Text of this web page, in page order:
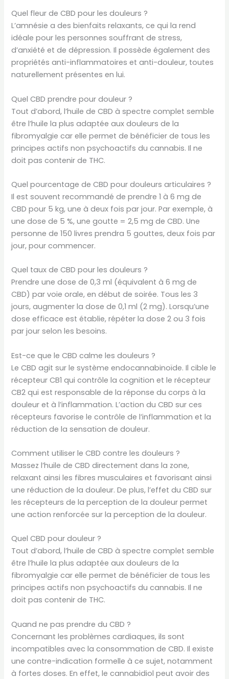
Quel fleur de CBD pour les douleurs ?
L’amnésie a des bienfaits relaxants, ce qui la rend
idéale pour les personnes souffrant de stress,
d’anxiété et de dépression. Il possède également des
propriétés anti-inflammatoires et anti-douleur, toutes
naturellement présentes en lui.
Quel CBD prendre pour douleur ?
Tout d’abord, l’huile de CBD à spectre complet semble
être l’huile la plus adaptée aux douleurs de la
fibromyalgie car elle permet de bénéficier de tous les
principes actifs non psychoactifs du cannabis. Il ne
doit pas contenir de THC.
Quel pourcentage de CBD pour douleurs articulaires ?
Il est souvent recommandé de prendre 1 à 6 mg de
CBD pour 5 kg, une à deux fois par jour. Par exemple, à
une dose de 5 %, une goutte = 2,5 mg de CBD. Une
personne de 150 livres prendra 5 gouttes, deux fois par
jour, pour commencer.
Quel taux de CBD pour les douleurs ?
Prendre une dose de 0,3 ml (équivalent à 6 mg de
CBD) par voie orale, en début de soirée. Tous les 3
jours, augmenter la dose de 0,1 ml (2 mg). Lorsqu’une
dose efficace est établie, répéter la dose 2 ou 3 fois
par jour selon les besoins.
Est-ce que le CBD calme les douleurs ?
Le CBD agit sur le système endocannabinoïde. Il cible le
récepteur CB1 qui contrôle la cognition et le récepteur
CB2 qui est responsable de la réponse du corps à la
douleur et à l’inflammation. L’action du CBD sur ces
récepteurs favorise le contrôle de l’inflammation et la
réduction de la sensation de douleur.
Comment utiliser le CBD contre les douleurs ?
Massez l’huile de CBD directement dans la zone,
relaxant ainsi les fibres musculaires et favorisant ainsi
une réduction de la douleur. De plus, l’effet du CBD sur
les récepteurs de la perception de la douleur permet
une action renforcée sur la perception de la douleur.
Quel CBD pour douleur ?
Tout d’abord, l’huile de CBD à spectre complet semble
être l’huile la plus adaptée aux douleurs de la
fibromyalgie car elle permet de bénéficier de tous les
principes actifs non psychoactifs du cannabis. Il ne
doit pas contenir de THC.
Quand ne pas prendre du CBD ?
Concernant les problèmes cardiaques, ils sont
incompatibles avec la consommation de CBD. Il existe
une contre-indication formelle à ce sujet, notamment
à fortes doses. En effet, le cannabidiol peut avoir des